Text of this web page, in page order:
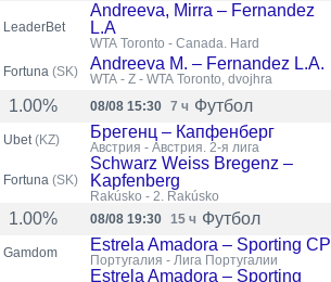
LeaderBet
Andreeva, Mirra – Fernandez
L.A
WTA Toronto - Canada. Hard
Fortuna (SK) Andreeva M. – Fernandez L.A.
WTA - Ž - WTA Toronto, dvojhra
1.00% 08/08 15:30 7 ч Футбол
Ubet(KZ) Брегенц – Капфенберг
Австрия - Австрия. 2-я лига
Fortuna (SK)
Schwarz Weiss Bregenz –
Kapfenberg
Rakúsko - 2. Rakúsko
1.00% 08/08 19:30 15 ч Футбол
Gamdom Estrela Amadora – Sporting CP
Португалия - Лига Португалии
Estrela Amadora – Sporting